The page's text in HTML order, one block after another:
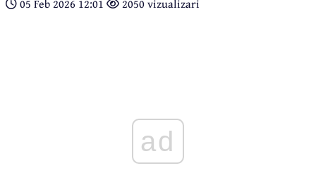
05 Feb 2026 12:01 2050 vizualizari
ad